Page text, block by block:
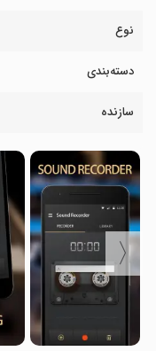
نوع
دسته‌بندی
سازنده
〈